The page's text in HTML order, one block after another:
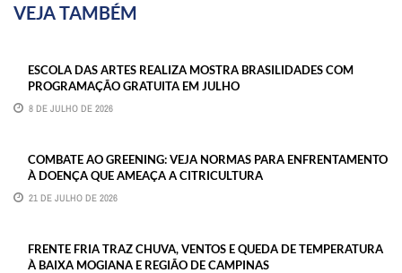
VEJA TAMBÉM
ESCOLA DAS ARTES REALIZA MOSTRA BRASILIDADES COM
PROGRAMAÇÃO GRATUITA EM JULHO
8 DE JULHO DE 2026
COMBATE AO GREENING: VEJA NORMAS PARA ENFRENTAMENTO
À DOENÇA QUE AMEAÇA A CITRICULTURA
21 DE JULHO DE 2026
FRENTE FRIA TRAZ CHUVA, VENTOS E QUEDA DE TEMPERATURA
À BAIXA MOGIANA E REGIÃO DE CAMPINAS